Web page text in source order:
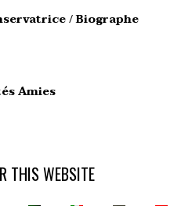
/ Biographe
Amies
THIS WEBSITE